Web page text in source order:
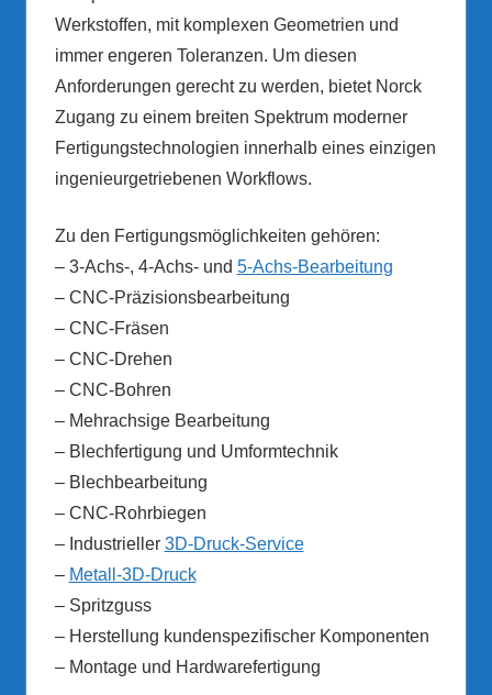
Werkstoffen, mit komplexen Geometrien und
immer engeren Toleranzen. Um diesen
Anforderungen gerecht zu werden, bietet Norck
Zugang zu einem breiten Spektrum moderner
Fertigungstechnologien innerhalb eines einzigen
ingenieurgetriebenen Workflows.
Zu den Fertigungsmöglichkeiten gehören:
– 3-Achs-, 4-Achs- und 5-Achs-Bearbeitung
– CNC-Präzisionsbearbeitung
– CNC-Fräsen
– CNC-Drehen
– CNC-Bohren
– Mehrachsige Bearbeitung
– Blechfertigung und Umformtechnik
– Blechbearbeitung
– CNC-Rohrbiegen
– Industrieller 3D-Druck-Service
– Metall-3D-Druck
– Spritzguss
– Herstellung kundenspezifischer Komponenten
– Montage und Hardwarefertigung